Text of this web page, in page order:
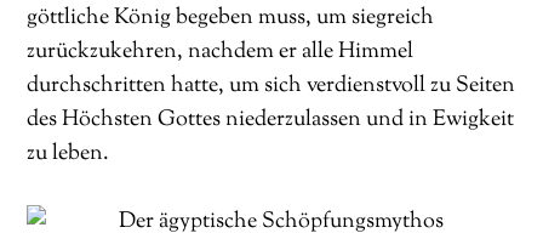
göttliche König begeben muss, um siegreich
zurückzukehren, nachdem er alle Himmel
durchschritten hatte, um sich verdienstvoll zu Seiten
des Höchsten Gottes niederzulassen und in Ewigkeit
zu leben.